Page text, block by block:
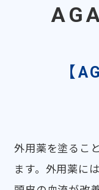
【
外用薬を塗るこ
ます。外用薬に